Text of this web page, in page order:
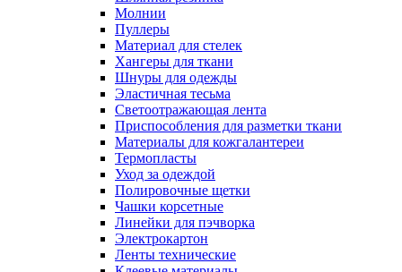
Молнии
Пуллеры
Материал для стелек
Хангеры для ткани
Шнуры для одежды
Эластичная тесьма
Светоотражающая лента
Приспособления для разметки ткани
Материалы для кожгалантереи
Термопласты
Уход за одеждой
Полировочные щетки
Чашки корсетные
Линейки для пэчворка
Электрокартон
Ленты технические